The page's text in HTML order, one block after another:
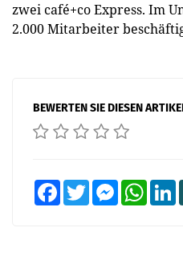
zwei café+co Express. Im
2.000 Mitarbeiter
BEWERTEN SIE DIESEN
FacebookTwitter Messenger